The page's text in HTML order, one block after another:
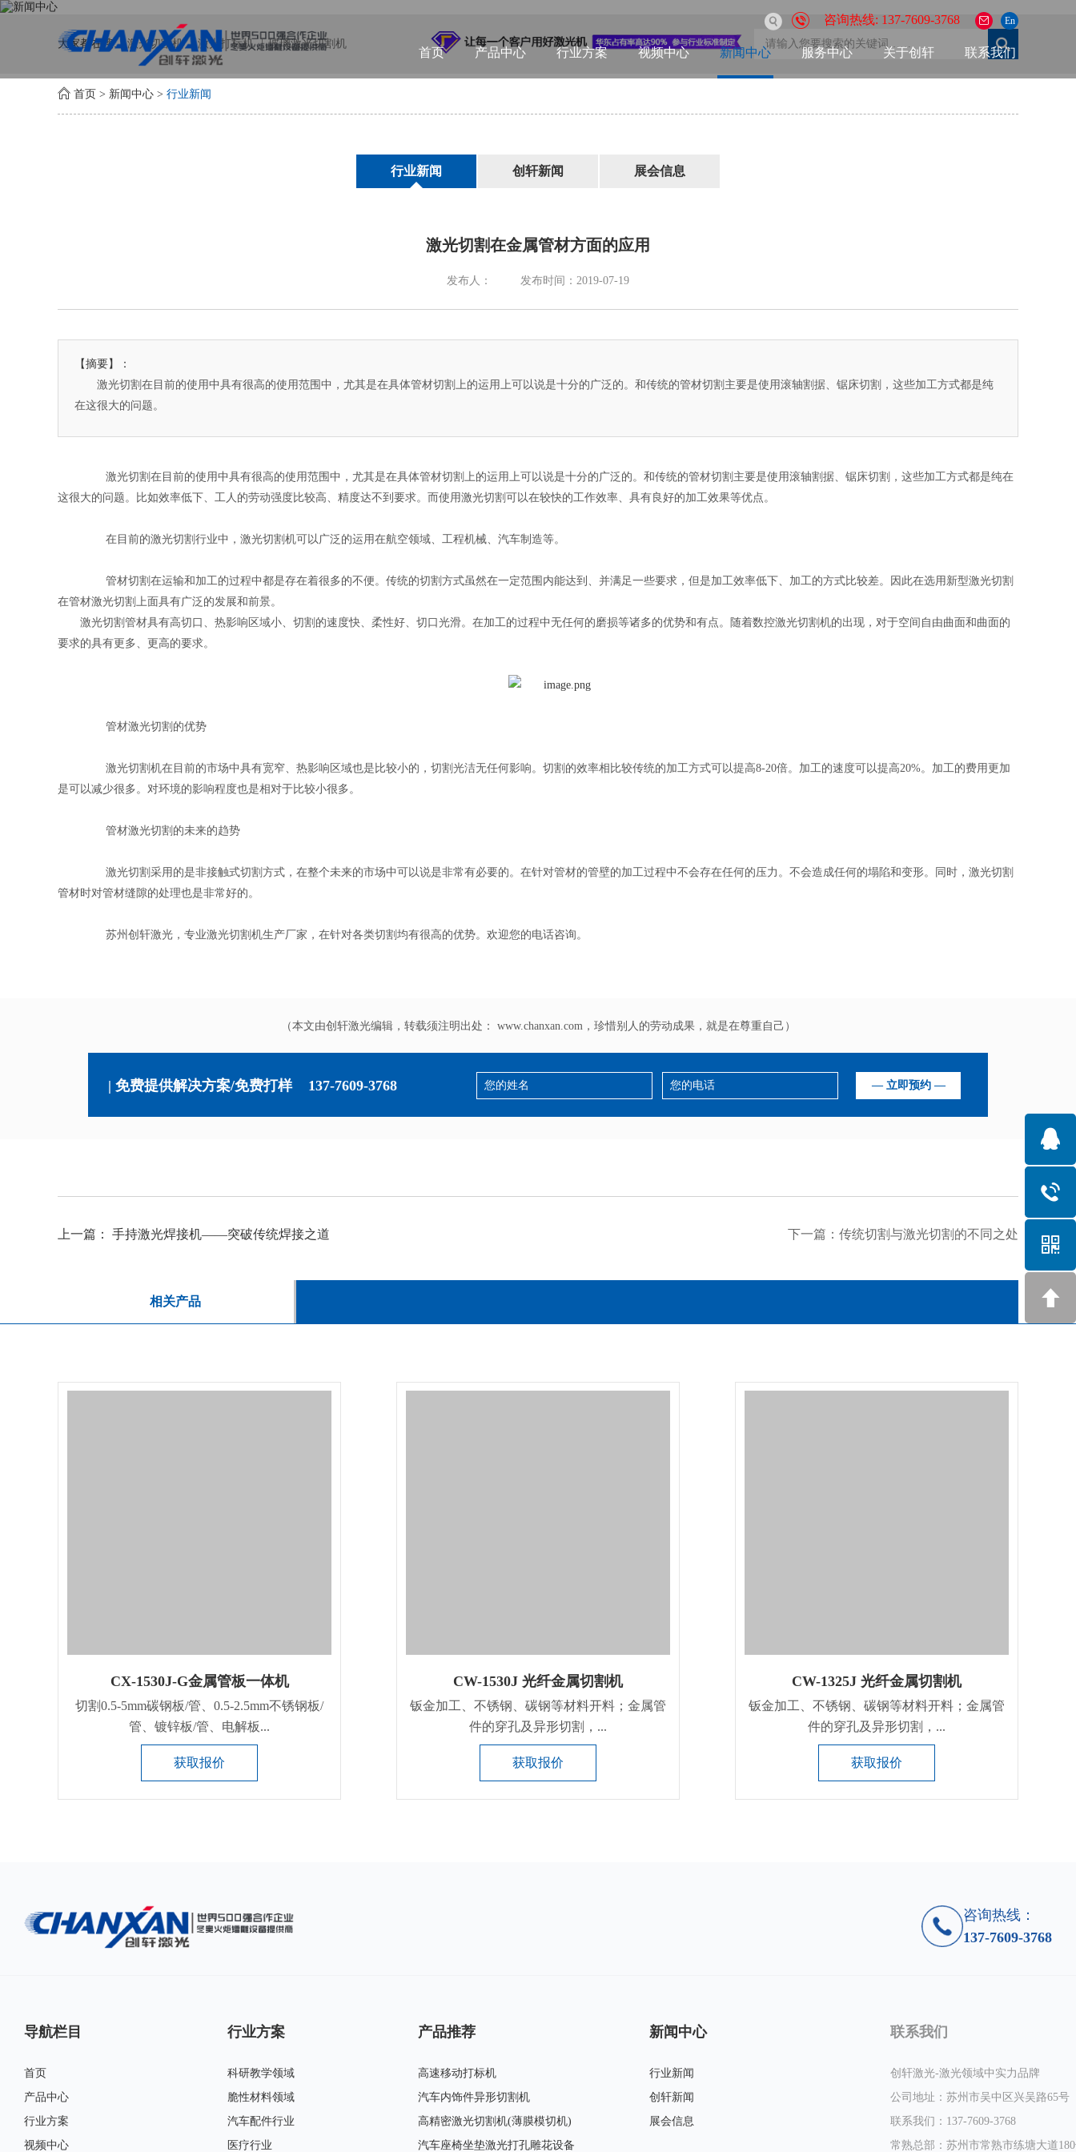
En
咨询热线: 137-7609-3768
首页 产品中心 行业方案 视频中心 新闻中心 服务中心 关于创轩 联系我们
大家都在搜: 激光切割机 激光打标机 玻璃激光切割机
首页 > 新闻中心 > 行业新闻
行业新闻 创轩新闻 展会信息
激光切割在金属管材方面的应用
发布人： 发布时间：2019-07-19
【摘要】：
激光切割在目前的使用中具有很高的使用范围中，尤其是在具体管材切割上的运用上可以说是十分的广泛的。和传统的管材切割主要是使用滚轴割据、锯床切割，这些加工方式都是纯
在这很大的问题。
激光切割 在目前的使用中具有很高的使用范围中，尤其是在具体管材切割上的运用上可以说是十分的广泛的。和传统的管材切割主要是使用滚轴割据、锯床切割，这些加工方式都是纯在
这很大的问题。比如效率低下、工人的劳动强度比较高、精度达不到要求。而使用激光切割可以在较快的工作效率、具有良好的加工效果等优点。
在目前的激光切割 行业中， 激光切割机可以广泛的运用在航空领域、工程机械、汽车制造等。
管材切割 在运输和加工的过程中都是存在着很多的不便。传统的切割方式虽然在一定范围内能达到、并满足一些要求，但是加工效率低下、加工的方式比较差。因此在选用新型激光切割
在管材激光切割上面具有广泛的发展和前景。
激光切割 管材具有高切口、热影响区域小、切割的速度快、柔性好、切口光滑。在加工的过程中无任何的磨损等诸多的优势和有点。随着数控激光切割机的出现，对于空间自由曲面和曲面的
要求的具有更多、更高的要求。
管材激光切割 的优势
激光切割机在目前的市场中具有宽窄、热影响区域也是比较小的，切割光洁无任何影响。切割的效率相比较传统的加工方式可以提高8-20倍。加工的速度可以提高20%。加工的费用更加
是可以减少很多。对环境的影响程度也是相对于比较小很多。
管材激光切割 的未来的趋势
激光切割 采用的是非接触式切割方式，在整个未来的市场中可以说是非常有必要的。在针对管材的管壁的加工过程中不会存在任何的压力。不会造成任何的塌陷和变形。同时，激光切割
管材时对管材缝隙的处理也是非常好的。
苏州创轩激光，专业激光切割 机生产厂家，在针对各类切割均有很高的优势。欢迎您的电话咨询。
（本文由创轩激光编辑，转载须注明出处： www.chanxan.com，珍惜别人的劳动成果，就是在尊重自己）
| 免费提供解决方案/免费打样 137-7609-3768
上一篇： 手持激光焊接机——突破传统焊接之道 下一篇： 传统切割与激光切割的不同之处
相关产品
CX-1530J-G金属管板一体机
切割0.5-5mm碳钢板/管、0.5-2.5mm不锈钢板/
管、镀锌板/管、电解板...
获取报价
CW-1530J 光纤金属切割机
钣金加工、不锈钢、碳钢等材料开料；金属管
件的穿孔及异形切割，...
获取报价
CW-1325J 光纤金属切割机
钣金加工、不锈钢、碳钢等材料开料；金属管
件的穿孔及异形切割，...
获取报价
咨询热线：
137-7609-3768
导航栏目
首页
产品中心
行业方案
视频中心
行业方案
科研教学领域
脆性材料领域
汽车配件行业
医疗行业
产品推荐
高速移动打标机
汽车内饰件异形切割机
高精密激光切割机(薄膜模切机)
汽车座椅坐垫激光打孔雕花设备
新闻中心
行业新闻
创轩新闻
展会信息
联系我们
创轩激光-激光领域中实力品牌
公司地址：苏州市吴中区兴吴路65号
联系我们：137-7609-3768
常熟总部：苏州市常熟市练塘大道180号